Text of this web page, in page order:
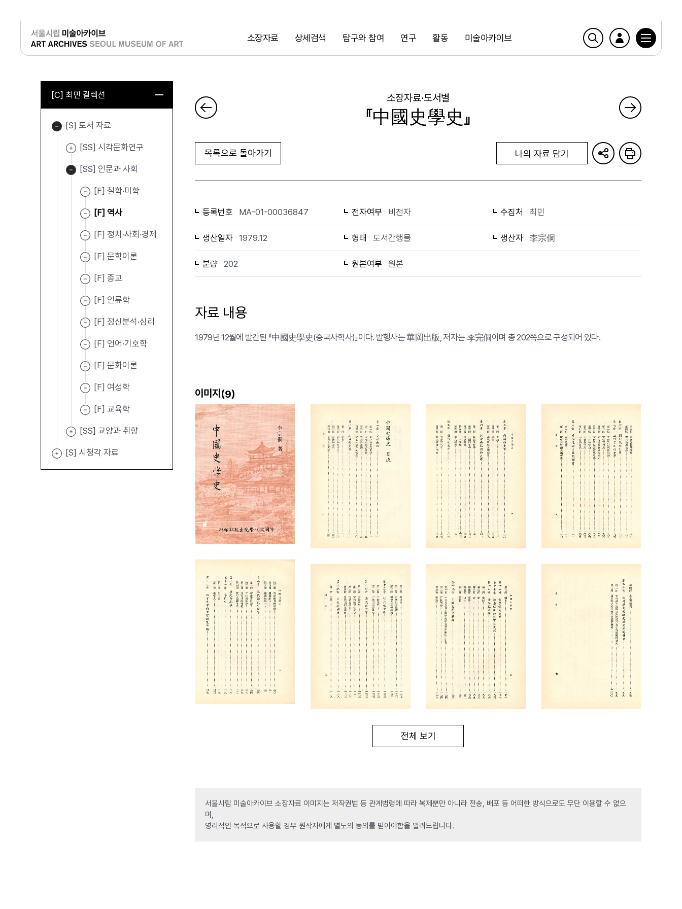
소장자료 상세검색 탐구와 참여 연구 활동 미술아카이브
검색
로그인
[C] 최민 컬렉션
[S] 도서 자료
[SS] 시각문화연구
[SS] 인문과 사회
[F] 철학·미학
[F] 역사
[F] 정치·사회·경제
[F] 문학이론
[F] 종교
[F] 인류학
[F] 정신분석·심리
[F] 언어·기호학
[F] 문화이론
[F] 여성학
[F] 교육학
[SS] 교양과 취향
[S] 시청각 자료
소장자료·도서별
『中國史學史』
목록으로 돌아가기 나의 자료 담기
등록번호 MA-01-00036847 전자여부 비전자 수집처 최민
생산일자 1979.12 형태 도서간행물 생산자 李宗侗
분량 202 원본여부 원본
자료 내용
1979년 12월에 발간된 『中國史學史(중국사학사)』이다. 발행사는 華岡出版, 저자는 李完侗이며 총 202쪽으로 구성되어 있다.
이미지(9)
전체 보기
서울시립 미술아카이브 소장자료 이미지는 저작권법 등 관계법령에 따라 복제뿐만 아니라 전송, 배포 등 어떠한 방식으로도 무단 이용할 수 없으
며,
영리적인 목적으로 사용할 경우 원작자에게 별도의 동의를 받아야함을 알려드립니다.